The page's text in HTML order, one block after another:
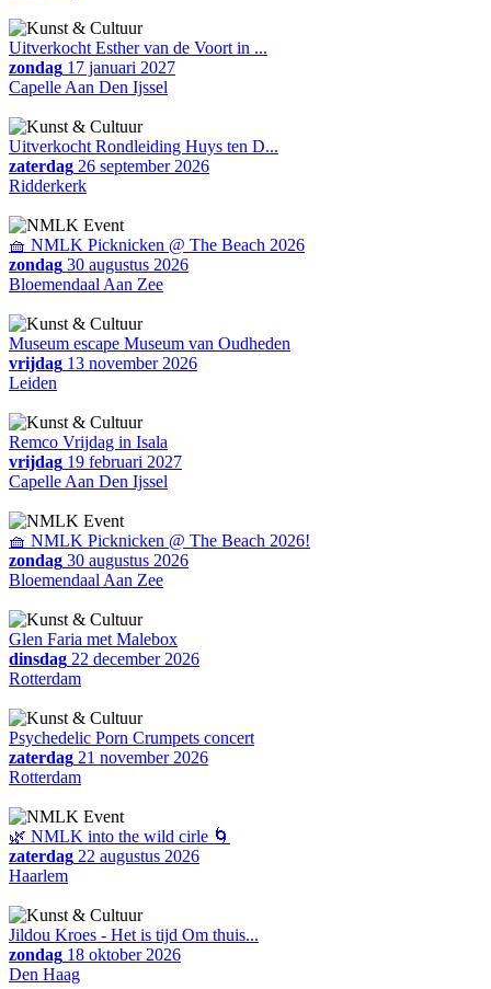
Uitverkocht Esther van de Voort in ...
zondag 17 januari 2027
Capelle Aan Den Ijssel
Uitverkocht Rondleiding Huys ten D...
zaterdag 26 september 2026
Ridderkerk
🧺 NMLK Picknicken @ The Beach 2026
zondag 30 augustus 2026
Bloemendaal Aan Zee
Museum escape Museum van Oudheden
vrijdag 13 november 2026
Leiden
Remco Vrijdag in Isala
vrijdag 19 februari 2027
Capelle Aan Den Ijssel
🧺 NMLK Picknicken @ The Beach 2026!
zondag 30 augustus 2026
Bloemendaal Aan Zee
Glen Faria met Malebox
dinsdag 22 december 2026
Rotterdam
Psychedelic Porn Crumpets concert
zaterdag 21 november 2026
Rotterdam
🌿 NMLK into the wild cirle 🌀
zaterdag 22 augustus 2026
Haarlem
Jildou Kroes - Het is tijd Om thuis...
zondag 18 oktober 2026
Den Haag